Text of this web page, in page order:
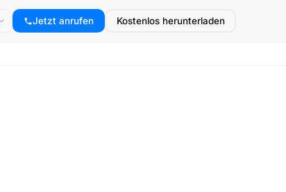
Jetzt anrufen Kostenlos herunterladen